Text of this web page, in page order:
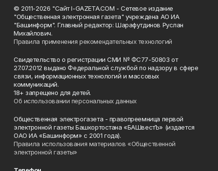
© 2011-2026 "Сайт I-GAZETA.COM - Сетевое издание
"Общественная электронная газета" учреждена АО ИА
"Башинформ". Главный редактор: Шарафутдинов Руслан
Михайлович.
Правила применения рекомендательных технологий
Свидетельство о регистрации СМИ № ФС77-50803 от
27.07.2012 выдано Федеральной службой по надзору в сфере
связи, информационных технологий и массовых
коммуникаций.
18+ запрещено для детей.
Об использовании персональных данных
Общественная электрогазета - правопреемница первой
электронной газеты Башкортостана «БАШвестЪ» (издается
ОАО ИА «Башинформ» с 2001 года).
Правила использования материалов «Общественной
электронной газеты»